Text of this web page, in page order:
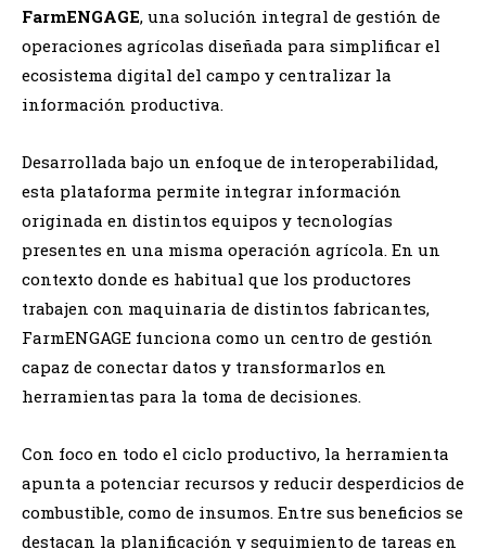
FarmENGAGE, una solución integral de gestión de
operaciones agrícolas diseñada para simplificar el
ecosistema digital del campo y centralizar la
información productiva.
Desarrollada bajo un enfoque de interoperabilidad,
esta plataforma permite integrar información
originada en distintos equipos y tecnologías
presentes en una misma operación agrícola. En un
contexto donde es habitual que los productores
trabajen con maquinaria de distintos fabricantes,
FarmENGAGE funciona como un centro de gestión
capaz de conectar datos y transformarlos en
herramientas para la toma de decisiones.
Con foco en todo el ciclo productivo, la herramienta
apunta a potenciar recursos y reducir desperdicios de
combustible, como de insumos. Entre sus beneficios se
destacan la planificación y seguimiento de tareas en